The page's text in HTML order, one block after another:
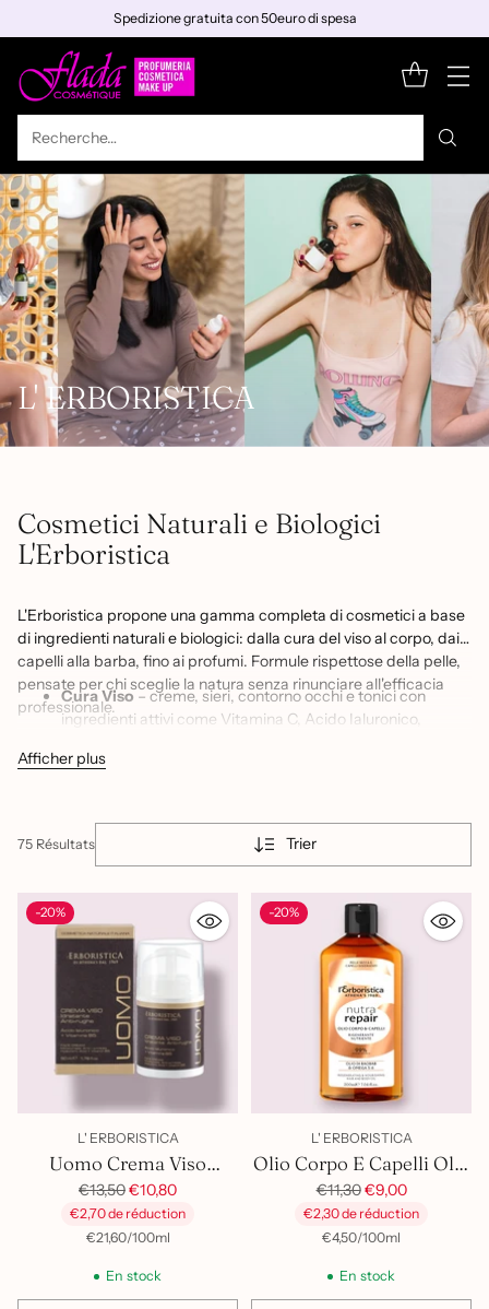
Spedizione gratuita con 50euro di spesa
Recherche…
L' ERBORISTICA
Cosmetici Naturali e Biologici
L'Erboristica
L'Erboristica propone una gamma completa di cosmetici a base
di ingredienti naturali e biologici: dalla cura del viso al corpo, dai
capelli alla barba, fino ai profumi. Formule rispettose della pelle,
pensate per chi sceglie la natura senza rinunciare all'efficacia
professionale.
Cura Viso– creme, sieri, contorno occhi e tonici con
ingredienti attivi come Vitamina C, Acido Ialuronico,
per idratazione, luminosità e anti-età
Dolci, Argan, Baobab, Cocco e Monoi) e sieri elasticizzanti
per una pelle nutrita, levigata e luminosa
Cocco e Monoi, Menta e Betulla) e maschere all'Olio di
Cocco per capelli sani e nutriti
Linea Uomo ACTIVE
– shampoo doccia, crema viso, siero
all'Acido Ialuronico, balsamo dopobarba e olio da barba
per una routine maschile completa e naturale
Profumi KALEY e Trattamenti Viso Everby/Perliance
fragranze unisex e sieri viso avanzati per illuminare,
rimpolpare e perfezionare la pelle
Afficher plus
Trier
75 Résultats
-20%
L' ERBORISTICA
Uomo Crema Viso
Idratante Anti-Rughe
Prix
habituel
€13,50€10,80
€2,70 de réduction
Prix
€21,60/
par 100ml
En stock
-20%
L' ERBORISTICA
Olio Corpo E Capelli Olio
Di Baobab
Prix
habituel
€11,30€9,00
€2,30 de réduction
Prix
€4,50/
par 100ml
En stock